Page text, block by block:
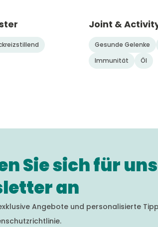
Joint &
Gesunde Gelenke
Immunität
Öl
Sie sich für
an
Angebote und personalisierte